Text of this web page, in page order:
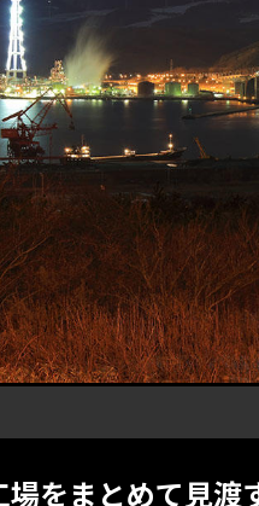
場をまとめて見渡